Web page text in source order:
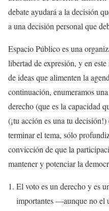
debate ayudará a la decisión
a una decisión personal que
Espacio Público es una
libertad de expresión, y en
de ideas que alimenten la
continuación, enumeramos
derecho (que es la capacidad
(¡tu acción es una tu
terminar el tema, sólo
convicción de que la
mantener y potenciar la
El voto es un derecho y es
importantes —aunque no el